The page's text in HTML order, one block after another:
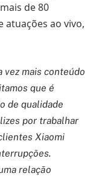
de 80
atuações ao vivo,
vez mais conteúdo
que é
de qualidade
por trabalhar
Xiaomi
relação